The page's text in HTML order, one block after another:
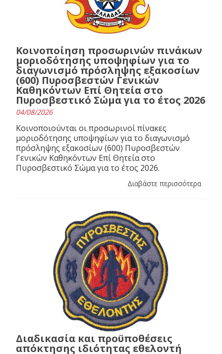
Κοινοποίηση προσωρινών πινάκων
μοριοδότησης υποψηφίων για το
διαγωνισμό πρόσληψης εξακοσίων
(600) Πυροσβεστών Γενικών
Καθηκόντων Επί Θητεία στο
Πυροσβεστικό Σώμα για το έτος 2026
04/08/2026
Κοινοποιούνται οι προσωρινοί πίνακες
μοριοδότησης υποψηφίων για το διαγωνισμό
πρόσληψης εξακοσίων (600) Πυροσβεστών
Γενικών Καθηκόντων Επί Θητεία στο
Πυροσβεστικό Σώμα για το έτος 2026.
Διαβάστε περισσότερα
Διαδικασία και προϋποθέσεις
απόκτησης ιδιότητας εθελοντή